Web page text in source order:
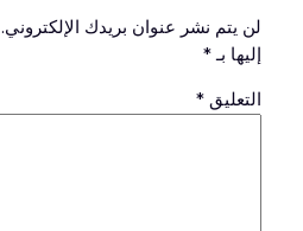
لن يتم نشر عنوان بريدك الإلكتروني.
إليها بـ*
التعليق *